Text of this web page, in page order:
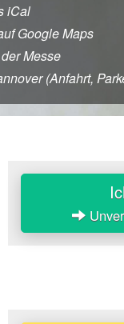
iCal
Google Maps
Messe
(Anfahrt,